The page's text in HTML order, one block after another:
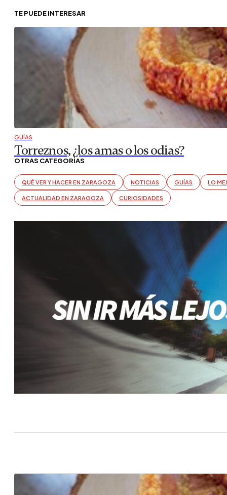
TE PUEDE INTERESAR
GUÍAS
Torreznos, ¿los amas o los odias?
OTRAS CATEGORÍAS
QUÉ VER Y HACER EN ZARAGOZA NOTICIAS GUÍAS LO
ACTUALIDAD EN ZARAGOZA CURIOSIDADES